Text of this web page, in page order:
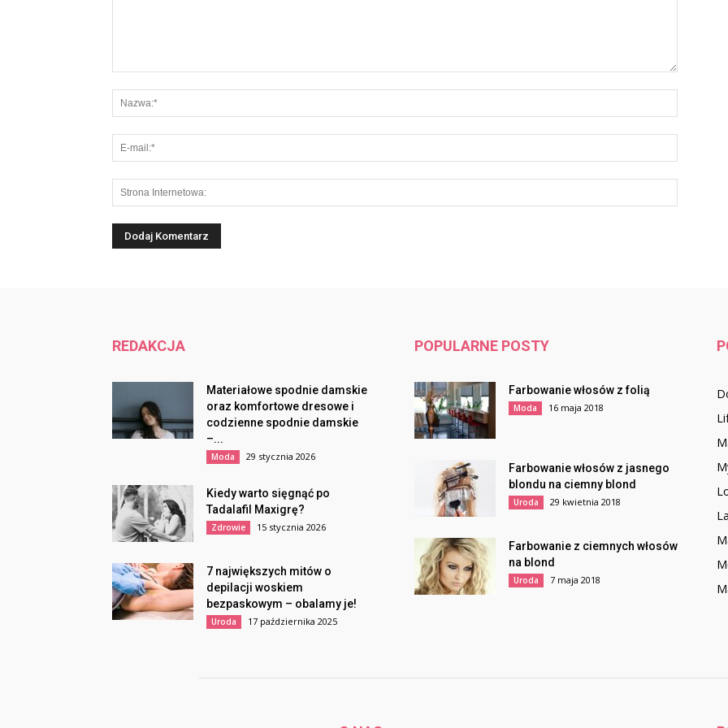
REDAKCJA
Materiałowe spodnie damskie
oraz komfortowe dresowe i
codzienne spodnie damskie
–...
Moda 29 stycznia 2026
Kiedy warto sięgnąć po
Tadalafil Maxigrę?
Zdrowie 15 stycznia 2026
7 największych mitów o
depilacji woskiem
bezpaskowym – obalamy je!
Uroda 17 października 2025
POPULARNE POSTY
Farbowanie włosów z folią
Moda 16 maja 2018
Farbowanie włosów z jasnego
blondu na ciemny blond
Uroda 29 kwietnia 2018
Farbowanie z ciemnych włosów
na blond
Uroda 7 maja 2018